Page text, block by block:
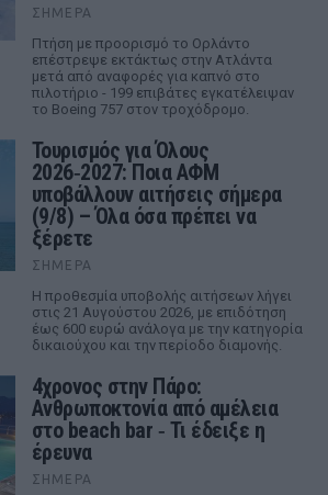
ΣΉΜΕΡΑ
Πτήση με προορισμό το Ορλάντο
επέστρεψε εκτάκτως στην Ατλάντα
μετά από αναφορές για καπνό στο
πιλοτήριο - 199 επιβάτες εγκατέλειψαν
το Boeing 757 στον τροχόδρομο.
Τουρισμός για Όλους
2026‑2027: Ποια ΑΦΜ
υποβάλλουν αιτήσεις σήμερα
(9/8) – Όλα όσα πρέπει να
ξέρετε
ΣΉΜΕΡΑ
Η προθεσμία υποβολής αιτήσεων λήγει
στις 21 Αυγούστου 2026, με επιδότηση
έως 600 ευρώ ανάλογα με την κατηγορία
δικαιούχου και την περίοδο διαμονής.
4χρονος στην Πάρο:
Ανθρωποκτονία από αμέλεια
στο beach bar ‑ Τι έδειξε η
έρευνα
ΣΉΜΕΡΑ